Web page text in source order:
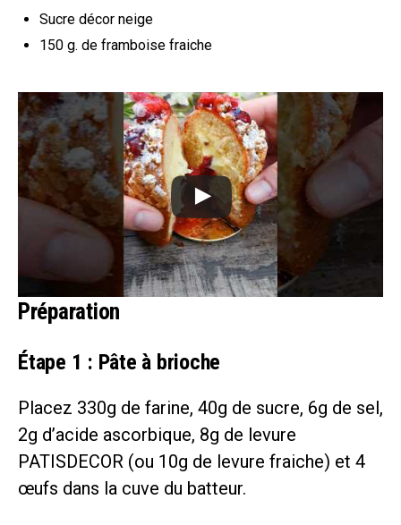
Sucre décor neige
150 g. de framboise fraiche
Préparation
Étape 1 : Pâte à brioche
Placez 330g de farine, 40g de sucre, 6g de sel,
2g d’acide ascorbique, 8g de levure
PATISDECOR (ou 10g de levure fraiche) et 4
œufs dans la cuve du batteur.